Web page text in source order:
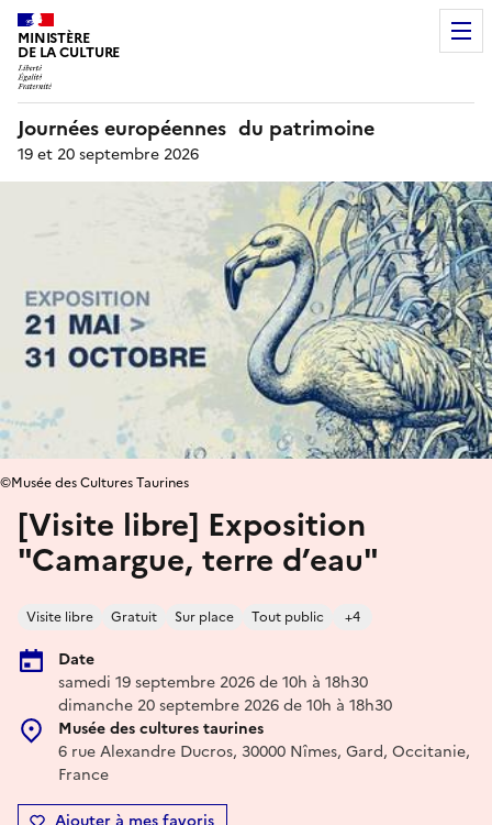
MINISTÈRE
DE LA CULTURE
Journées européennes du patrimoine
19 et 20 septembre 2026
[Visite libre] Exposition
"Camargue, terre d’eau"
Visite libre Gratuit Sur place Tout public +4
Date
samedi 19 septembre 2026 de 10h à 18h30
dimanche 20 septembre 2026 de 10h à 18h30
Musée des cultures taurines
6 rue Alexandre Ducros, 30000 Nîmes, Gard, Occitanie,
France
©Musée des Cultures Taurines